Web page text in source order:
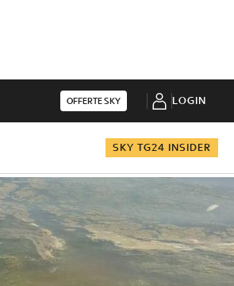
OFFERTE SKY LOGIN
SKY TG24 INSIDER